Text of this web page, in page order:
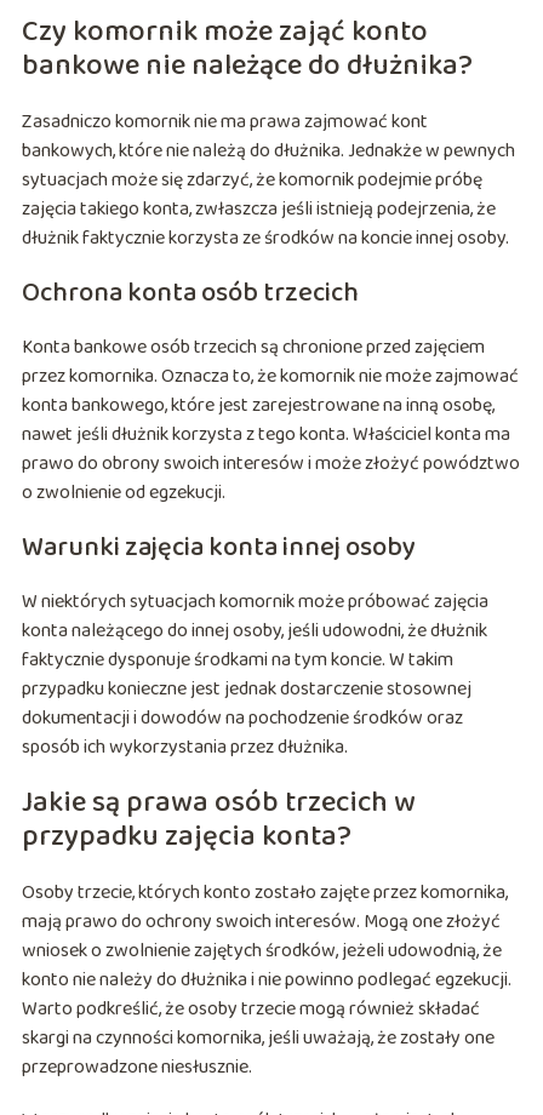
Czy komornik może zająć konto
bankowe nie należące do dłużnika?
Zasadniczo komornik nie ma prawa zajmować kont
bankowych, które nie należą do dłużnika. Jednakże w pewnych
sytuacjach może się zdarzyć, że komornik podejmie próbę
zajęcia takiego konta, zwłaszcza jeśli istnieją podejrzenia, że
dłużnik faktycznie korzysta ze środków na koncie innej osoby.
Ochrona konta osób trzecich
Konta bankowe osób trzecich są chronione przed zajęciem
przez komornika. Oznacza to, że komornik nie może zajmować
konta bankowego, które jest zarejestrowane na inną osobę,
nawet jeśli dłużnik korzysta z tego konta. Właściciel konta ma
prawo do obrony swoich interesów i może złożyć powództwo
o zwolnienie od egzekucji.
Warunki zajęcia konta innej osoby
W niektórych sytuacjach komornik może próbować zajęcia
konta należącego do innej osoby, jeśli udowodni, że dłużnik
faktycznie dysponuje środkami na tym koncie. W takim
przypadku konieczne jest jednak dostarczenie stosownej
dokumentacji i dowodów na pochodzenie środków oraz
sposób ich wykorzystania przez dłużnika.
Jakie są prawa osób trzecich w
przypadku zajęcia konta?
Osoby trzecie, których konto zostało zajęte przez komornika,
mają prawo do ochrony swoich interesów. Mogą one złożyć
wniosek o zwolnienie zajętych środków, jeżeli udowodnią, że
konto nie należy do dłużnika i nie powinno podlegać egzekucji.
Warto podkreślić, że osoby trzecie mogą również składać
skargi na czynności komornika, jeśli uważają, że zostały one
przeprowadzone niesłusznie.